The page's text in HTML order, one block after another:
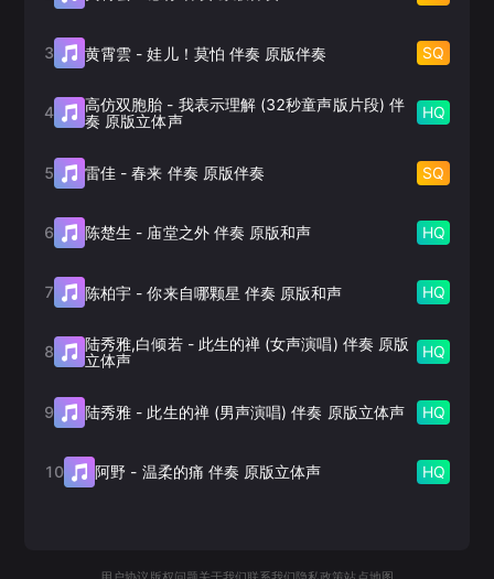
3 黄霄雲 -娃儿！莫怕 伴奏 原版伴奏 SQ
4 高仿双胞胎 - 我表示理解 (32秒童声版片段) 伴
奏 原版立体声
HQ
5 雷佳 -春来 伴奏 原版伴奏 SQ
6 陈楚生 - 庙堂之外 伴奏 原版和声 HQ
7 陈柏宇 -你来自哪颗星 伴奏 原版和声 HQ
8 陆秀雅,白倾若- 此生的禅 (女声演唱) 伴奏 原版
立体声
HQ
9 陆秀雅 - 此生的禅 (男声演唱) 伴奏 原版立体声 HQ
10 阿野 - 温柔的痛 伴奏 原版立体声 HQ